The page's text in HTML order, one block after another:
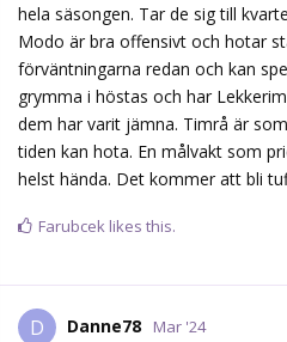
hela säsongen. Tar de sig till
Modo är bra offensivt och hotar
förväntningarna redan och kan
grymma i höstas och har
dem har varit jämna. Timrå är
tiden kan hota. En målvakt som
helst hända. Det kommer att bli
Farubcek likes this.
D Danne78 Mar '24